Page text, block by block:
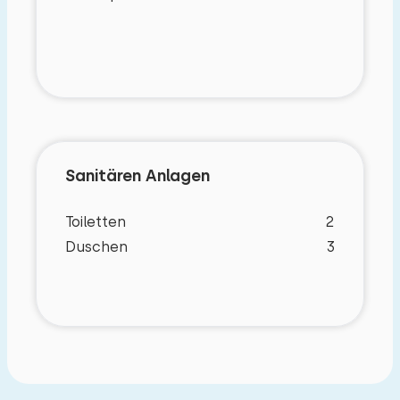
Teich, Rutsche, Schaukel und Sandkasten.
Sanitären Anlagen
Toiletten
2
Duschen
3